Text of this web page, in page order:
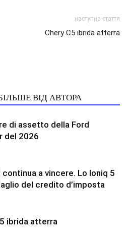
наступна стаття
Chery C5 ibrida atterra
ВІД АВТОРА
di assetto della Ford
del 2026
continua a vincere. Lo Ioniq 5
del credito d’imposta
ibrida atterra